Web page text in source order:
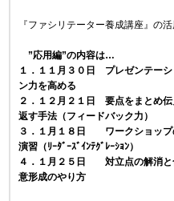
『ファシリテーター養成講座』の活
”応用編”の内容は…
１．１１月３０日 プレゼンテーシ
ン力を高める
２．１２月２１日 要点をまとめ伝
返す手法（フィードバック力）
３．１月１８日 ワークショップ
演習（ﾘｰﾀﾞｰｽﾞｲﾝﾃｸﾞﾚｰｼｮﾝ）
４．１月２５日 対立点の解消と
意形成のやり方